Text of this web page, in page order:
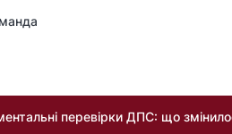
перевірки ДПС: що